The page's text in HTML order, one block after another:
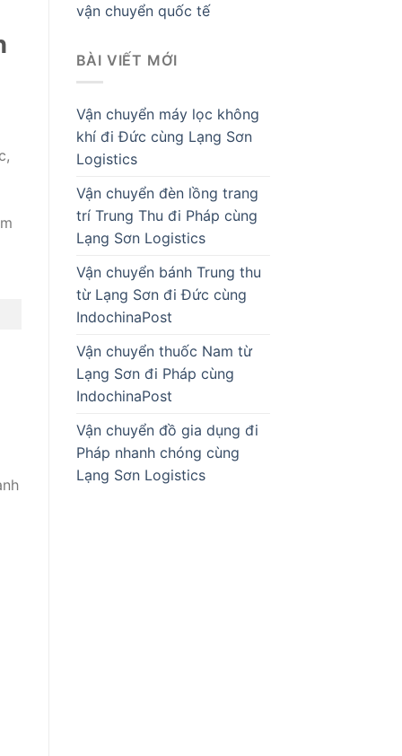
vận chuyển quốc tế
BÀI VIẾT MỚI
Vận chuyển máy lọc không
khí đi Đức cùng Lạng Sơn
Logistics
Vận chuyển đèn lồng trang
trí Trung Thu đi Pháp cùng
Lạng Sơn Logistics
Vận chuyển bánh Trung thu
từ Lạng Sơn đi Đức cùng
IndochinaPost
Vận chuyển thuốc Nam từ
Lạng Sơn đi Pháp cùng
IndochinaPost
Vận chuyển đồ gia dụng đi
Pháp nhanh chóng cùng
Lạng Sơn Logistics